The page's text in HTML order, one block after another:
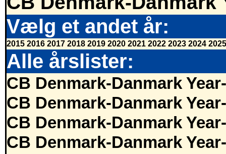
Vælg et andet år:
2015 2016 2017 2018 2019 2020 2021 2022 2023 2024 2025
Alle årslister:
CB Denmark-Danmark
CB Denmark-Danmark
CB Denmark-Danmark
CB Denmark-Danmark